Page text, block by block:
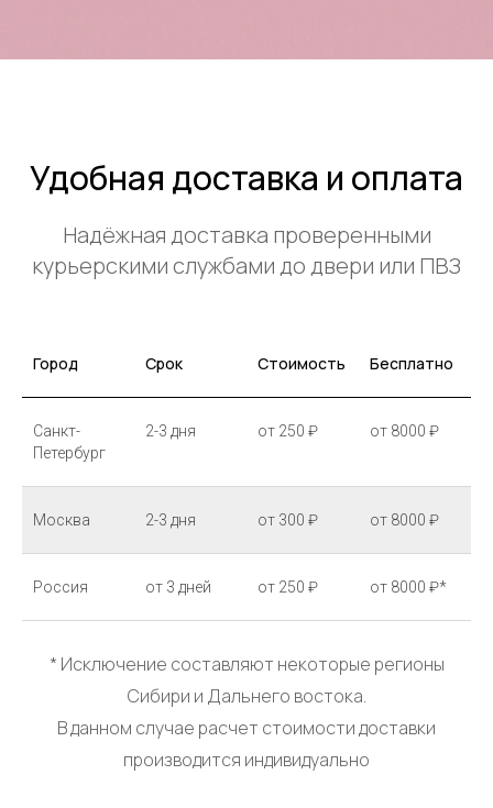
Удобная доставка и оплата
Надёжная доставка проверенными
курьерскими службами до двери или ПВЗ
Город Срок Стоимость Бесплатно
Санкт-
Петербург
2-3 дня от 250 ₽ от 8000 ₽
Москва 2-3 дня от 300 ₽ от 8000 ₽
Россия от 3 дней от 250 ₽ от 8000 ₽*
* Исключение составляют некоторые регионы
Сибири и Дальнего востока.
В данном случае расчет стоимости доставки
производится индивидуально